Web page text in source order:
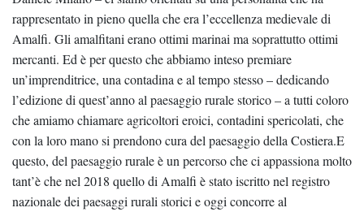
rappresentato in pieno quella che era l’eccellenza medievale di
Amalfi. Gli amalfitani erano ottimi marinai ma soprattutto ottimi
mercanti. Ed è per questo che abbiamo inteso premiare
un’imprenditrice, una contadina e al tempo stesso – dedicando
l’edizione di quest’anno al paesaggio rurale storico – a tutti coloro
che amiamo chiamare agricoltori eroici, contadini spericolati, che
con la loro mano si prendono cura del paesaggio della Costiera.E
questo, del paesaggio rurale è un percorso che ci appassiona molto
tant’è che nel 2018 quello di Amalfi è stato iscritto nel registro
nazionale dei paesaggi rurali storici e oggi concorre al